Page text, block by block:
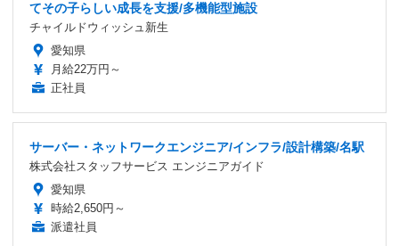
てその子らしい成長を支援/多機能型施設
チャイルドウィッシュ新生
愛知県
月給22万円～
正社員
サーバー・ネットワークエンジニア/インフラ/設計構築/名駅
株式会社スタッフサービス エンジニアガイド
愛知県
時給2,650円～
派遣社員